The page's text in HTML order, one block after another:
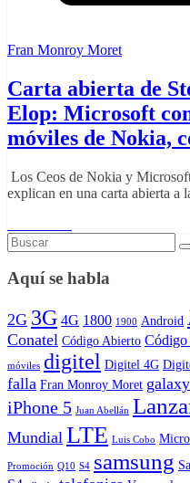
Fran Monroy Moret
Carta abierta de
Elop: Microsoft
móviles de Nokia,
Los Ceos de Nokia y
explican en una carta abierta a
Aquí se habla
2G 3G 4G 1800 1900 Android
Conatel Código Abierto Código
móviles digitel Digitel 4G
falla Fran Monroy Moret galaxy
iPhone 5 Juan Abellán
Mundial LTE Luis Cobo
Promoción Q10 S4 samsung